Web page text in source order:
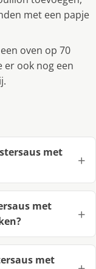
met een papje
oven op 70
er ook nog een
met
met
met